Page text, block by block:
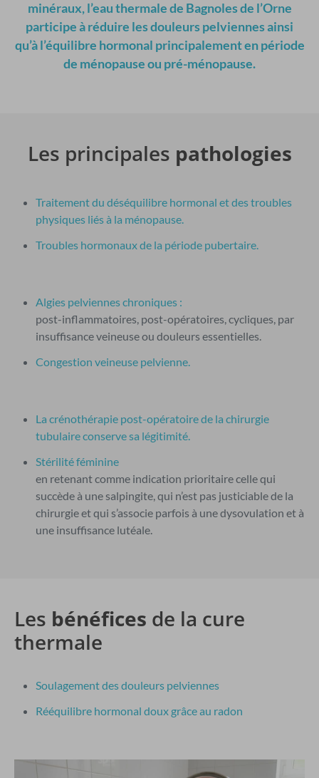
minéraux, l’eau thermale de Bagnoles de l’Orne
participe à réduire les douleurs pelviennes ainsi
qu’à l’équilibre hormonal principalement en période
de ménopause ou pré-ménopause.
Les principales pathologies
Traitement du déséquilibre hormonal et des troubles
physiques liés à la ménopause.
Troubles hormonaux de la période pubertaire.
Algies pelviennes chroniques :
post-inflammatoires, post-opératoires, cycliques, par
insuffisance veineuse ou douleurs essentielles.
Congestion veineuse pelvienne.
La crénothérapie post-opératoire de la chirurgie
tubulaire conserve sa légitimité.
Stérilité féminine
en retenant comme indication prioritaire celle qui
succède à une salpingite, qui n’est pas justiciable de la
chirurgie et qui s’associe parfois à une dysovulation et à
une insuffisance lutéale.
Les bénéfices de la cure
thermale
Soulagement des douleurs pelviennes
Rééquilibre hormonal doux grâce au radon